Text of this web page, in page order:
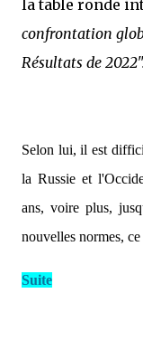
la table ronde
confrontation
Résultats de
Selon lui, il est
la Russie et
ans, voire plus,
nouvelles normes,
Suite